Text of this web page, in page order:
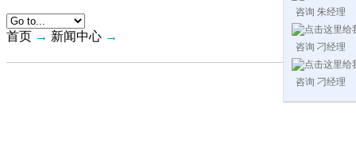
首页 → 新闻中心 →
咨询 朱经理
咨询 刁经理
咨询 刁经理